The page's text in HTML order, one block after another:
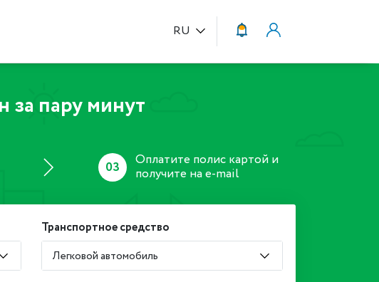
RU
пару минут
03
Оплатите полис картой и
получите на e-mail
Транспортное средство
Легковой автомобиль